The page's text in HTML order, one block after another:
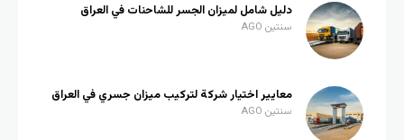
دليل شامل لميزان الجسر للشاحنات في العراق
سنتين AGO
معايير اختيار شركة لتركيب ميزان جسري في العراق
سنتين AGO